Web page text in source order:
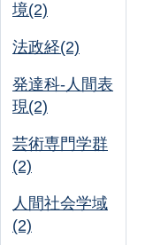
境(2)
法政経(2)
発達科-人間表
現(2)
芸術専門学群
(2)
人間社会学域
(2)